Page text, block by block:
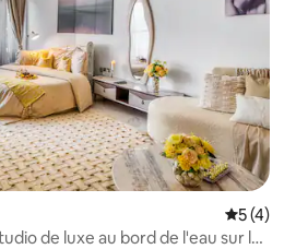
5 (4)
de luxe au bord de l'eau sur le